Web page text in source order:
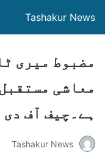
Tashakur News
مضبوط میری
معاشی
ہے۔چیف آف
Tashakur News